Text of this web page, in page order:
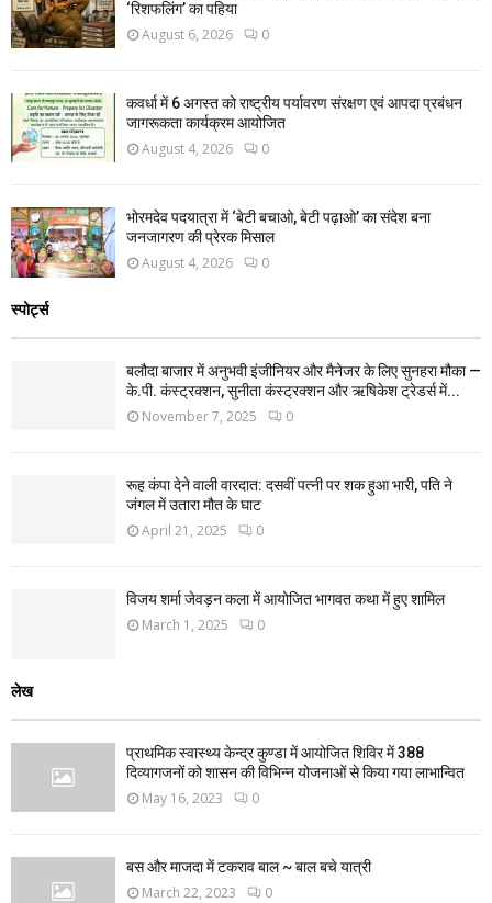
‘रिशफलिंग’ का पहिया
August 6, 2026 0
कवर्धा में 6 अगस्त को राष्ट्रीय पर्यावरण संरक्षण एवं आपदा प्रबंधन
जागरूकता कार्यक्रम आयोजित
August 4, 2026 0
भोरमदेव पदयात्रा में ‘बेटी बचाओ, बेटी पढ़ाओ’ का संदेश बना
जनजागरण की प्रेरक मिसाल
August 4, 2026 0
स्पोर्ट्स
बलौदा बाजार में अनुभवी इंजीनियर और मैनेजर के लिए सुनहरा मौका —
के.पी. कंस्ट्रक्शन, सुनीता कंस्ट्रक्शन और ऋषिकेश ट्रेडर्स में...
November 7, 2025 0
रूह कंपा देने वाली वारदात: दसवीं पत्नी पर शक हुआ भारी, पति ने
जंगल में उतारा मौत के घाट
April 21, 2025 0
विजय शर्मा जेवड़न कला में आयोजित भागवत कथा में हुए शामिल
March 1, 2025 0
लेख
प्राथमिक स्वास्थ्य केन्द्र कुण्डा में आयोजित शिविर में 388
दिव्यागजनों को शासन की विभिन्न योजनाओं से किया गया लाभान्वित
May 16, 2023 0
बस और माजदा में टकराव बाल ~ बाल बचे यात्री
March 22, 2023 0